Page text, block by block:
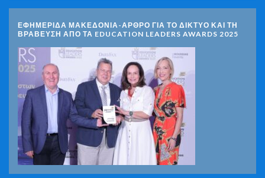
ΕΦΗΜΕΡΙΔΑ ΜΑΚΕΔΟΝΙΑ-ΑΡΘΡΟ ΓΙΑ ΤΟ ΔΙΚΤΥΟ ΚΑΙ ΤΗ
ΒΡΑΒΕΥΣΗ ΑΠΟ ΤΑ EDUCATION LEADERS AWARDS 2025